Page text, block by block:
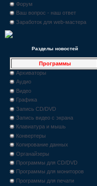
Форум
Ваш вопрос - наш ответ
Заработок для web-мастера
Разделы новостей
Программы
Архиваторы
Аудио
Видео
Графика
Запись CD/DVD
Запись видео с экрана
Клавиатура и мышь
Конвертеры
Копирование данных
Органайзеры
Программы для CD/DVD
Программы для мониторов
Программы для печати